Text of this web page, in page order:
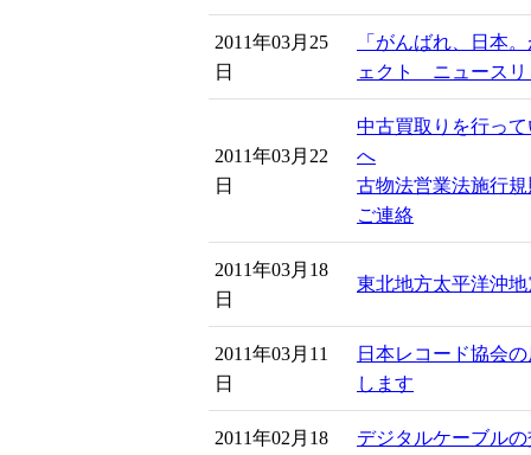
2011年03月25
日
「がんばれ、日本
ェクト ニュースリ
2011年03月22
日
中古買取りを行っ
へ
古物法営業法施行
ご連絡
2011年03月18
日
東北地方太平洋沖
2011年03月11
日
日本レコード協会
します
2011年02月18
デジタルケーブル